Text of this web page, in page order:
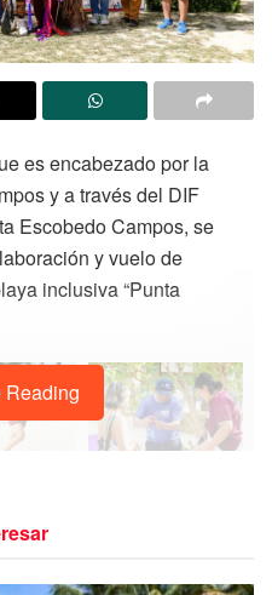
es encabezado por la
y a través del DIF
Escobedo Campos, se
y vuelo de
inclusiva “Punta
de preservar y
así como también